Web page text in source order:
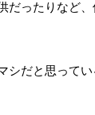
ったりなど
だと思ってい